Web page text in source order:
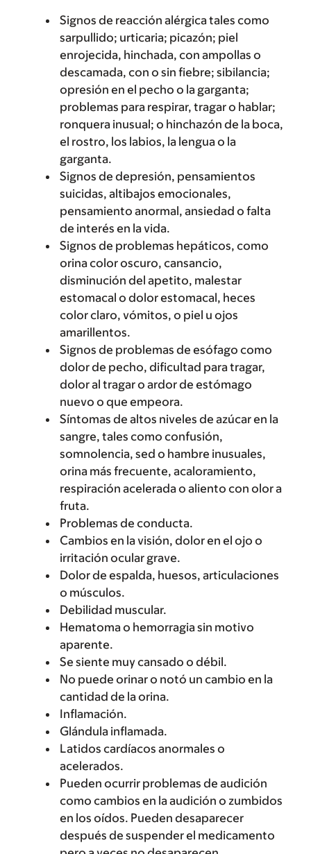
Signos de reacción alérgica tales como
sarpullido; urticaria; picazón; piel
enrojecida, hinchada, con ampollas o
descamada, con o sin fiebre; sibilancia;
opresión en el pecho o la garganta;
problemas para respirar, tragar o hablar;
ronquera inusual; o hinchazón de la boca,
el rostro, los labios, la lengua o la
garganta.
Signos de depresión, pensamientos
suicidas, altibajos emocionales,
pensamiento anormal, ansiedad o falta
de interés en la vida.
Signos de problemas hepáticos, como
orina color oscuro, cansancio,
disminución del apetito, malestar
estomacal o dolor estomacal, heces
color claro, vómitos, o piel u ojos
amarillentos.
Signos de problemas de esófago como
dolor de pecho, dificultad para tragar,
dolor al tragar o ardor de estómago
nuevo o que empeora.
Síntomas de altos niveles de azúcar en la
sangre, tales como confusión,
somnolencia, sed o hambre inusuales,
orina más frecuente, acaloramiento,
respiración acelerada o aliento con olor a
fruta.
Problemas de conducta.
Cambios en la visión, dolor en el ojo o
irritación ocular grave.
Dolor de espalda, huesos, articulaciones
o músculos.
Debilidad muscular.
Hematoma o hemorragia sin motivo
aparente.
Se siente muy cansado o débil.
No puede orinar o notó un cambio en la
cantidad de la orina.
Inflamación.
Glándula inflamada.
Latidos cardíacos anormales o
acelerados.
Pueden ocurrir problemas de audición
como cambios en la audición o zumbidos
en los oídos. Pueden desaparecer
después de suspender el medicamento